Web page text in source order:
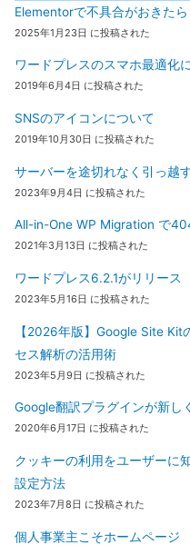
Elementorで不具合がおきた
2025年1月23日 に投稿された
ワードプレスのスマホ最適化
2019年6月4日 に投稿された
SNSのアイコンについて
2019年10月30日 に投稿された
サーバーを途切れなく引っ越
2023年9月4日 に投稿された
All-in-One WP Migration で
2021年3月13日 に投稿された
ワードプレス6.2.1がリリース
2023年5月16日 に投稿された
【2026年版】Google Site Kit
セス解析の活用術
2023年5月9日 に投稿された
Google翻訳プラグインが新し
2020年6月17日 に投稿された
クッキーの利用をユーザーに
設定方法
2023年7月8日 に投稿された
個人事業主こそホームページ